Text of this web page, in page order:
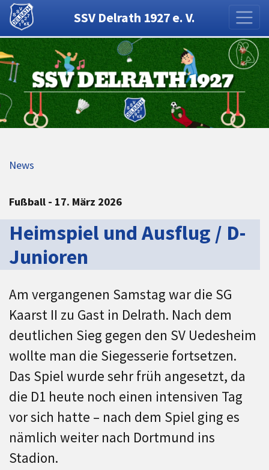
SSV Delrath 1927 e. V.
News
Fußball - 17. März 2026
Heimspiel und Ausflug / D-
Junioren
Am vergangenen Samstag war die SG
Kaarst II zu Gast in Delrath. Nach dem
deutlichen Sieg gegen den SV Uedesheim
wollte man die Siegesserie fortsetzen.
Das Spiel wurde sehr früh angesetzt, da
die D1 heute noch einen intensiven Tag
vor sich hatte – nach dem Spiel ging es
nämlich weiter nach Dortmund ins
Stadion.